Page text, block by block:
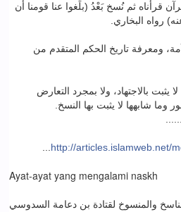
قرأناه ثم نُسخ بَعْدُ (بلِّغوا عنا قومنا أن
رواه البخاري.
ومعرفة تاريخ الحكم المتقدم من
يثبت بالاجتهاد، ولا بمجرد التعارض
وما شابهها لا يثبت بها النسخ.
http://articles.islamweb.net/
...
Ayat-ayat yang mengalami naskh
والمنسوخ لقتادة بن دعامة السدوسي